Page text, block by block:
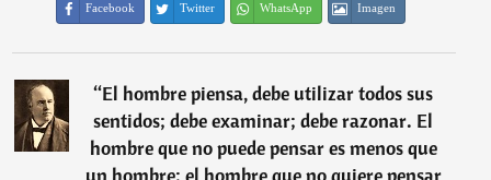
Facebook Twitter WhatsApp Imagen
“El hombre piensa, debe utilizar todos sus
sentidos; debe examinar; debe razonar. El
hombre que no puede pensar es menos que